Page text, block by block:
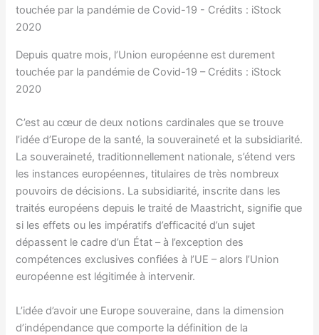
Depuis quatre mois, l’Union européenne est durement
touchée par la pandémie de Covid-19 – Crédits : iStock
2020
C’est au cœur de deux notions cardinales que se trouve
l’idée d’Europe de la santé, la souveraineté et la subsidiarité.
La souveraineté, traditionnellement nationale, s’étend vers
les instances européennes, titulaires de très nombreux
pouvoirs de décisions. La subsidiarité, inscrite dans les
traités européens depuis le traité de Maastricht, signifie que
si les effets ou les impératifs d’efficacité d’un sujet
dépassent le cadre d’un État – à l’exception des
compétences exclusives confiées à l’UE – alors l’Union
européenne est légitimée à intervenir.
L’idée d’avoir une Europe souveraine, dans la dimension
d’indépendance que comporte la définition de la